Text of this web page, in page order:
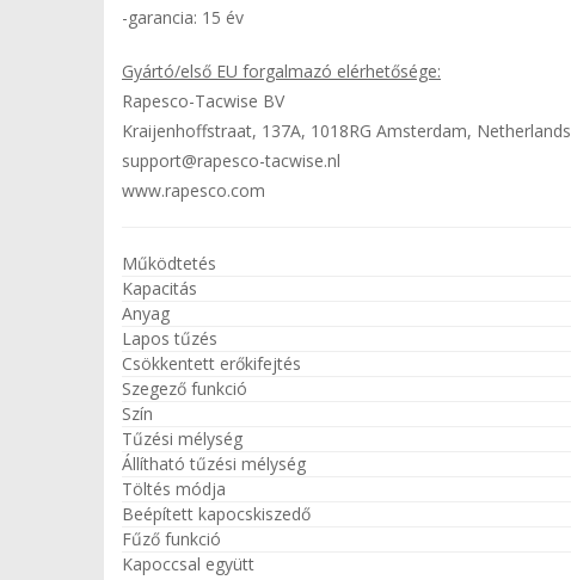
-garancia: 15 év
Gyártó/első EU forgalmazó elérhetősége:
Rapesco-Tacwise BV
Kraijenhoffstraat, 137A, 1018RG Amsterdam, Netherlands
support@rapesco-tacwise.nl
www.rapesco.com
Működtetés
Kapacitás
Anyag
Lapos tűzés
Csökkentett erőkifejtés
Szegező funkció
Szín
Tűzési mélység
Állítható tűzési mélység
Töltés módja
Beépített kapocskiszedő
Fűző funkció
Kapoccsal együtt